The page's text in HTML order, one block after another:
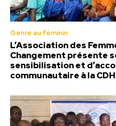
Genre au féminin
L’Association des
Changement présente
sensibilisation et
communautaire à la